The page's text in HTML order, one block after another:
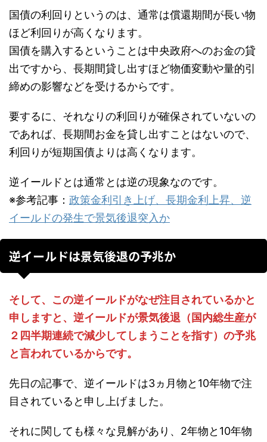
国債の利回りというのは、通常は償還期間が長い物
ほど利回りが高くなります。
国債を購入するということは中央政府へのお金の貸
出ですから、長期間貸し出すほど物価変動や量的引
締めの影響などを受けるからです。
要するに、それなりの利回りが確保されていないの
であれば、長期間お金を貸し出すことはないので、
利回りが短期国債よりは高くなります。
逆イールドとは通常とは逆の現象なのです。
※参考記事： 政策金利引き上げ、長期金利上昇、逆
イールドの発生で景気後退突入か
逆イールドは景気後退の予兆か
そして、この逆イールドがなぜ注目されているかと
申しますと、逆イールドが景気後退（国内総生産が
２四半期連続で減少してしまうことを指す）の予兆
と言われているからです。
先日の記事で、逆イールドは3ヵ月物と10年物で注
目されていると申し上げました。
それに関しても様々な見解があり、2年物と10年物